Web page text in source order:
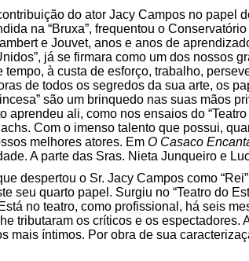
do ator Jacy Campos no papel
na “Bruxa”, frequentou o
e Jouvet, anos e anos de
já se firmara como um dos nossos
à custa de esforço, trabalho,
de todos os segredos da sua arte, os
são um brinquedo nas suas mãos
aprendeu ali, como nos ensaios do
Com o imenso talento que possui,
melhores atores. Em O Casaco
A parte das Sras. Nieta Junqueiro e
despertou o Sr. Jacy Campos como
seu quarto papel. Surgiu no “Teatro do
no teatro, como profissional, há seis
tributaram os críticos e os espectadores.
mais íntimos. Por obra de sua